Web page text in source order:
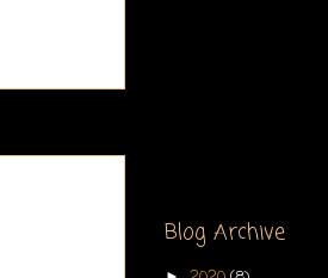
Blog Archive